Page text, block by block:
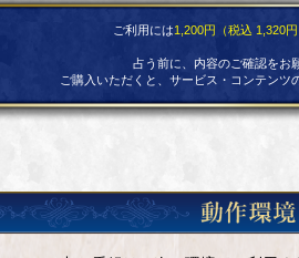
ご利用には1,200円（税込 1,320円
占う前に、内容のご確認をお
ご購入いただくと、サービス・コンテンツ